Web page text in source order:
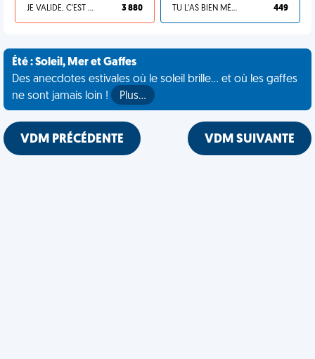
JE VALIDE, C'EST UNE VDM 3 880 TU L'AS BIEN MÉRITÉ 449
Été : Soleil, Mer et Gaffes
Des anecdotes estivales où le soleil brille... et où les gaffes
ne sont jamais loin !
Plus…
VDM PRÉCÉDENTE VDM SUIVANTE